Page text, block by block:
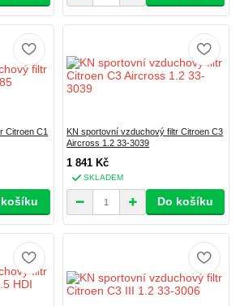
Citroen C1
KN sportovní vzduchový filtr Citroen C3
Aircross 1.2 33-3039
1 841 Kč
SKLADEM
Do košíku